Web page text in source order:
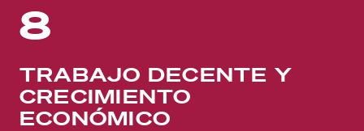
8
TRABAJO DECENTE Y
CRECIMIENTO
ECONÓMICO